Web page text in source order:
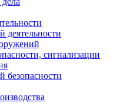
деятельности
сигнализации